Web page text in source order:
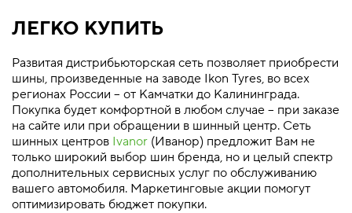
ЛЕГКО КУПИТЬ
Развитая дистрибьюторская сеть позволяет приобрести
шины, произведенные на заводе Ikon Tyres, во всех
регионах России – от Камчатки до Калининграда.
Покупка будет комфортной в любом случае – при заказе
на сайте или при обращении в шинный центр. Сеть
шинных центров Ivanor (Иванор) предложит Вам не
только широкий выбор шин бренда, но и целый спектр
дополнительных сервисных услуг по обслуживанию
вашего автомобиля. Маркетинговые акции помогут
оптимизировать бюджет покупки.